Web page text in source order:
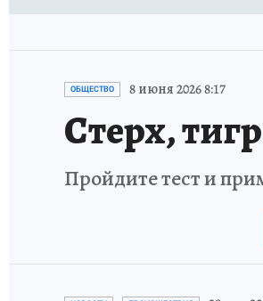
ОБЩЕСТВО 8 июня 2026 8:17
Стерх,
Пройдите тест и